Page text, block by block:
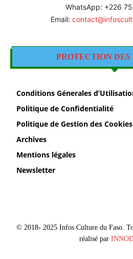
WhatsApp: +226
Email:
PROTECTION DES
Conditions Génerales
Politique de Confidentialité
Politique de Gestion des Cookies
Archives
Mentions légales
Newsletter
© 2018- 2025 Infos Culture du Faso.
réalisé par